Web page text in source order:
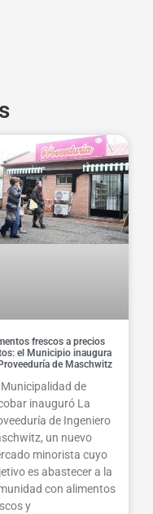
frescos a precios
el Municipio inaugura
de Maschwitz
de
inauguró La
de Ingeniero
un nuevo
minorista cuyo
es abastecer a la
con alimentos
y